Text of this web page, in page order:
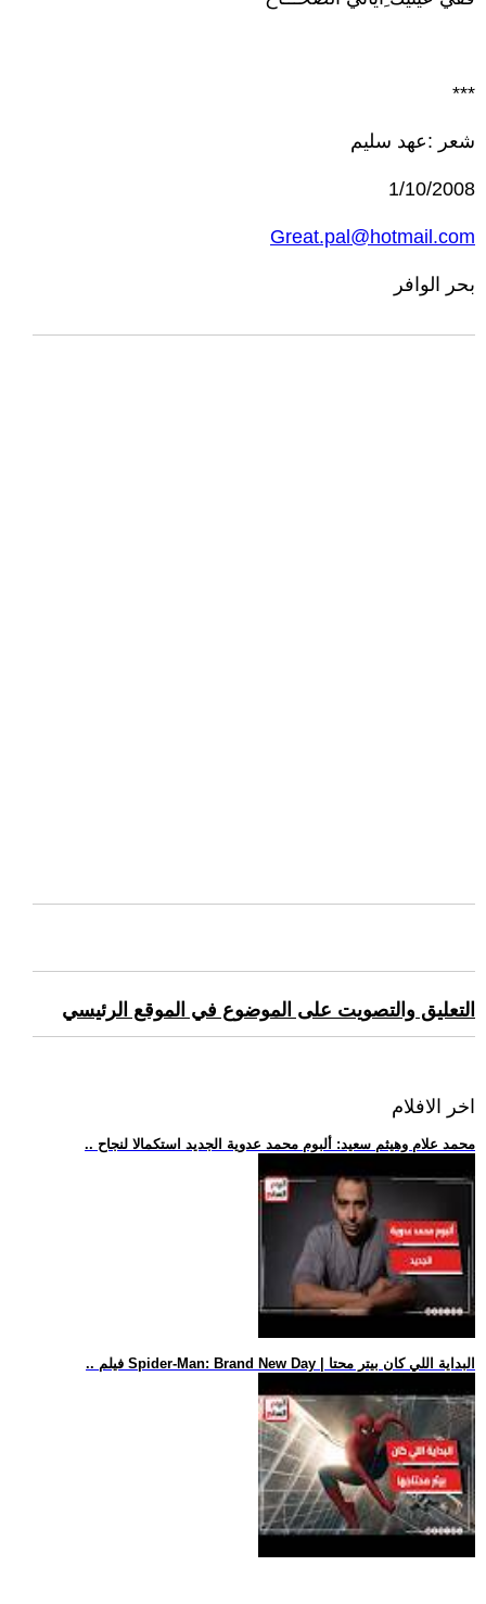
***
شعر :عهد سليم
1/10/2008
Great.pal@hotmail.com
بحر الوافر
التعليق والتصويت على الموضوع في الموقع الرئيسي
اخر الافلام
.. محمد علام وهيثم سعيد: ألبوم محمد عدوية الجديد استكمالا لنجاح
.. فيلم Spider-Man: Brand New Day | البداية اللي كان بيتر محتا